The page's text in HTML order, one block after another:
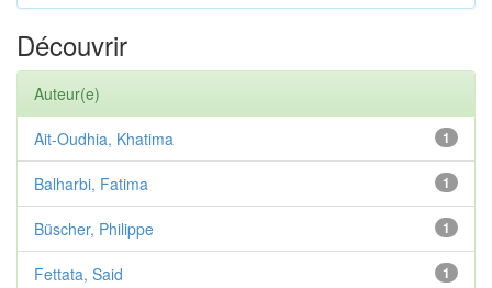
Découvrir
Auteur(e)
1
Ait-Oudhia, Khatima
1
Balharbi, Fatima
1
Büscher, Philippe
1
Fettata, Said